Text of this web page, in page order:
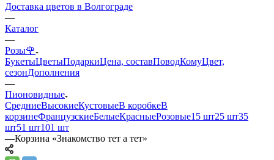
Доставка цветов в Волгограде
—
Каталог
—
Розы🌹
БукетыЦветыПодаркиЦена, составПоводКомуЦвет,
сезонДополнения
—
Пионовидные
СредниеВысокиеКустовыеВ коробкеВ
корзинеФранцузскиеБелыеКрасныеРозовые15 шт25 шт35
шт51 шт101 шт
—Корзина «Знакомство тет а тет»